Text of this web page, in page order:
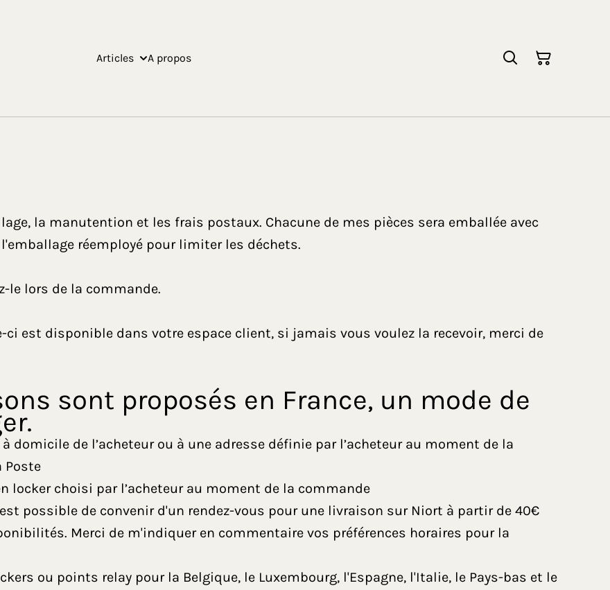
Articles A propos
la manutention et les frais postaux. Chacune de mes pièces sera emballée avec
réemployé pour limiter les déchets.
le lors de la commande.
ci est disponible dans votre espace client, si jamais vous voulez la recevoir, merci de
sont proposés en France, un mode de
domicile de l’acheteur ou à une adresse définie par l’acheteur au moment de la
Poste
locker choisi par l’acheteur au moment de la commande
possible de convenir d'un rendez-vous pour une livraison sur Niort à partir de 40€
Merci de m'indiquer en commentaire vos préférences horaires pour la
ou points relay pour la Belgique, le Luxembourg, l'Espagne, l'Italie, le Pays-bas et le